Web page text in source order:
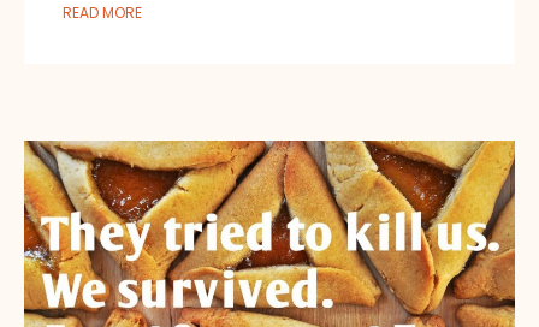
READ MORE